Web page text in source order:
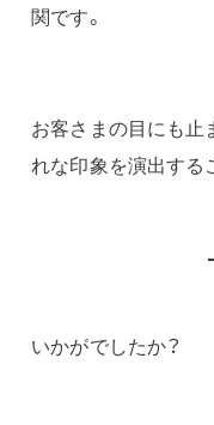
関です。
お客さまの目にも止
れな印象を演出する
いかがでしたか？